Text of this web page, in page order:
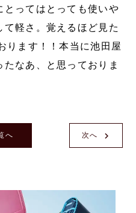
とってはとっても使いや
軽さ。覚えるほど見た
ります！！本当に池田屋
なあ、と思っておりま
次へ
へ